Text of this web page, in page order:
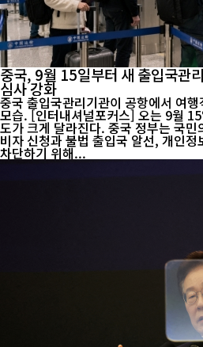
중국, 9월 15일부터 새 출입국관
심사 강화
중국 출입국관리기관이 공항에서 여
모습. [인터내셔널포커스] 오는 9월 15일부터 중국의 출입국 관리제
도가 크게 달라진다. 중국 정부는 국
비자 신청과 불법 출입국 알선, 개인
차단하기 위해...